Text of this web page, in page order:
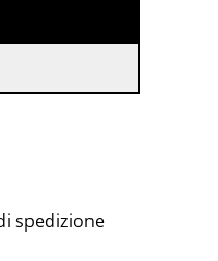
spedizione